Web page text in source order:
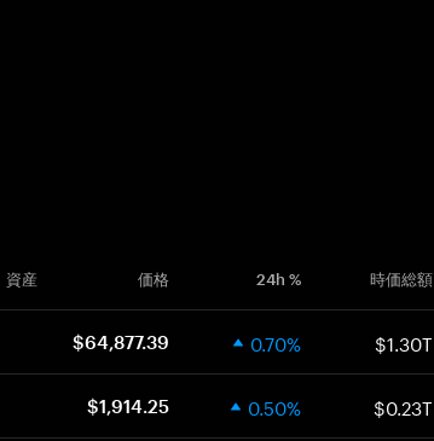
資産 価格 24h % 時価総額
$64,877.39 0.70% $1.30T
$1,914.25 0.50% $0.23T